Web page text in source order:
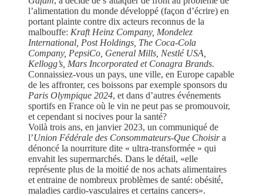
l’alimentation du monde développé (façon d’écrire) en
portant plainte contre dix acteurs reconnus de la
malbouffe: Kraft Heinz Company, Mondelez
International, Post Holdings, The Coca-Cola
Company, PepsiCo, General Mills, Nestlé USA,
Kellogg’s, Mars Incorporated et Conagra Brands.
Connaissiez-vous un pays, une ville, en Europe capable
de les affronter, ces boissons par exemple sponsors du
Paris Olympique 2024, et dans d’autres événements
sportifs en France où le vin ne peut pas se promouvoir,
et cependant si nocives pour la santé?
Voilà trois ans, en janvier 2023, un communiqué de
l’Union Fédérale des Consommateurs-Que Choisira
dénoncé la nourriture dite « ultra-transformée » qui
envahit les supermarchés. Dans le détail, «elle
représente plus de la moitié de nos achats alimentaires
et entraine de nombreux problèmes de santé: obésité́,
maladies cardio-vasculaires et certains cancers».